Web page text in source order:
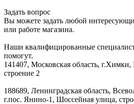
Задать вопрос
Вы можете задать любой
или работе магазина.
Наши квалифицированные
помогут.
141407, Московская область,
строение 2
188689, Ленинградская область,
г.пос. Янино-1, Шоссейная улица,